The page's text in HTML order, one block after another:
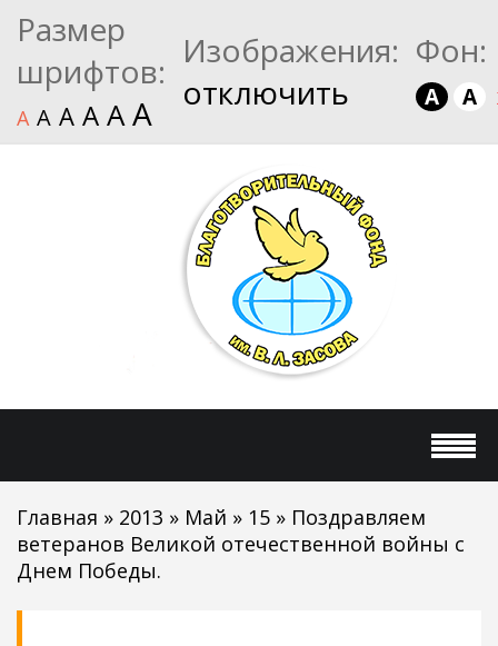
Размер
шрифтов:
A A A A AA
Изображения:
отключить
Фон:
A A
Главная » 2013 » Май » 15 » Поздравляем
ветеранов Великой отечественной войны с
Днем Победы.